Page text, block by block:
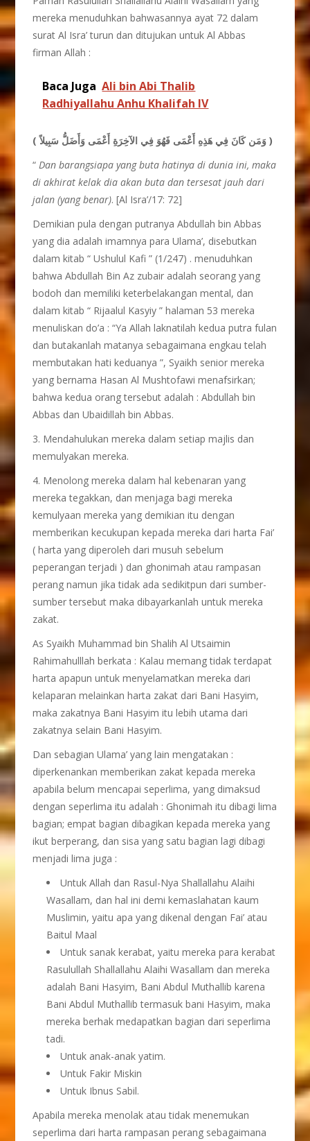
mereka menuduhkan bahwasannya ayat 72 dalam
surat Al Isra’ turun dan ditujukan untuk Al Abbas
firman Allah :
Baca Juga Ali bin Abi Thalib
Radhiyallahu Anhu Khalifah IV
( وَمَن كَانَ فِي هَذِهِ أَعْمَى فَهُوَ فِي الآخِرَةِ أَعْمَى وَأَضَلُّ سَبِيلاً )
“Dan barangsiapa yang buta hatinya di dunia ini, maka
di akhirat kelak dia akan buta dan tersesat jauh dari
jalan (yang benar). [Al Isra’/17: 72]
Demikian pula dengan putranya Abdullah bin Abbas
yang dia adalah imamnya para Ulama’, disebutkan
dalam kitab “ Ushulul Kafi ” (1/247) . menuduhkan
bahwa Abdullah Bin Az zubair adalah seorang yang
bodoh dan memiliki keterbelakangan mental, dan
dalam kitab “ Rijaalul Kasyiy ” halaman 53 mereka
menuliskan do’a : “Ya Allah laknatilah kedua putra fulan
dan butakanlah matanya sebagaimana engkau telah
membutakan hati keduanya ”, Syaikh senior mereka
yang bernama Hasan Al Mushtofawi menafsirkan;
bahwa kedua orang tersebut adalah : Abdullah bin
Abbas dan Ubaidillah bin Abbas.
3. Mendahulukan mereka dalam setiap majlis dan
memulyakan mereka.
4. Menolong mereka dalam hal kebenaran yang
mereka tegakkan, dan menjaga bagi mereka
kemulyaan mereka yang demikian itu dengan
memberikan kecukupan kepada mereka dari harta Fai’
( harta yang diperoleh dari musuh sebelum
peperangan terjadi ) dan ghonimah atau rampasan
perang namun jika tidak ada sedikitpun dari sumber-
sumber tersebut maka dibayarkanlah untuk mereka
zakat.
As Syaikh Muhammad bin Shalih Al Utsaimin
Rahimahulllah berkata : Kalau memang tidak terdapat
harta apapun untuk menyelamatkan mereka dari
kelaparan melainkan harta zakat dari Bani Hasyim,
maka zakatnya Bani Hasyim itu lebih utama dari
zakatnya selain Bani Hasyim.
Dan sebagian Ulama’ yang lain mengatakan :
diperkenankan memberikan zakat kepada mereka
apabila belum mencapai seperlima, yang dimaksud
dengan seperlima itu adalah : Ghonimah itu dibagi lima
bagian; empat bagian dibagikan kepada mereka yang
ikut berperang, dan sisa yang satu bagian lagi dibagi
menjadi lima juga :
Untuk Allah dan Rasul-Nya Shallallahu Alaihi
Wasallam, dan hal ini demi kemaslahatan kaum
Muslimin, yaitu apa yang dikenal dengan Fai’ atau
Baitul Maal
Untuk sanak kerabat, yaitu mereka para kerabat
Rasulullah Shallallahu Alaihi Wasallam dan mereka
adalah Bani Hasyim, Bani Abdul Muthallib karena
Bani Abdul Muthallib termasuk bani Hasyim, maka
mereka berhak medapatkan bagian dari seperlima
tadi.
Untuk anak-anak yatim.
Untuk Fakir Miskin
Untuk Ibnus Sabil.
Apabila mereka menolak atau tidak menemukan
seperlima dari harta rampasan perang sebagaimana